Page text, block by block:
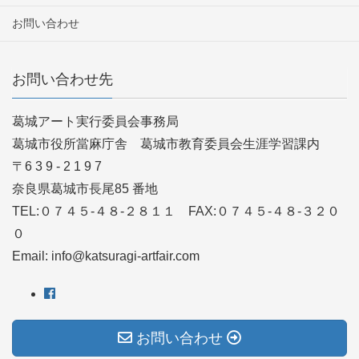
お問い合わせ
お問い合わせ先
葛城アート実行委員会事務局
葛城市役所當麻庁舎 葛城市教育委員会生涯学習課内
〒6 3 9 - 2 1 9 7
奈良県葛城市長尾85 番地
TEL:０７４５-４８-２８１１ FAX:０７４５-４８-３２０
０
Email: info@katsuragi-artfair.com
お問い合わせ